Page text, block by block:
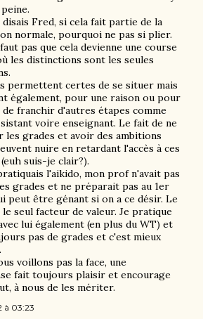
disais Fred, si cela fait partie de la
normale, pourquoi ne pas si plier.
pas que cela devienne une course
les distinctions sont les seules
permettent certes de se situer mais
également, pour une raison ou pour
de franchir d'autres étapes comme
voire enseignant. Le fait de ne
les grades et avoir des ambitions
nuire en retardant l'accès à ces
suis-je clair?).
l'aikido, mon prof n'avait pas
grades et ne préparait pas au 1er
peut être génant si on a ce désir. Le
seul facteur de valeur. Je pratique
lui également (en plus du WT) et
pas de grades et c'est mieux
voillons pas la face, une
fait toujours plaisir et encourage
à nous de les mériter.
à 03:23